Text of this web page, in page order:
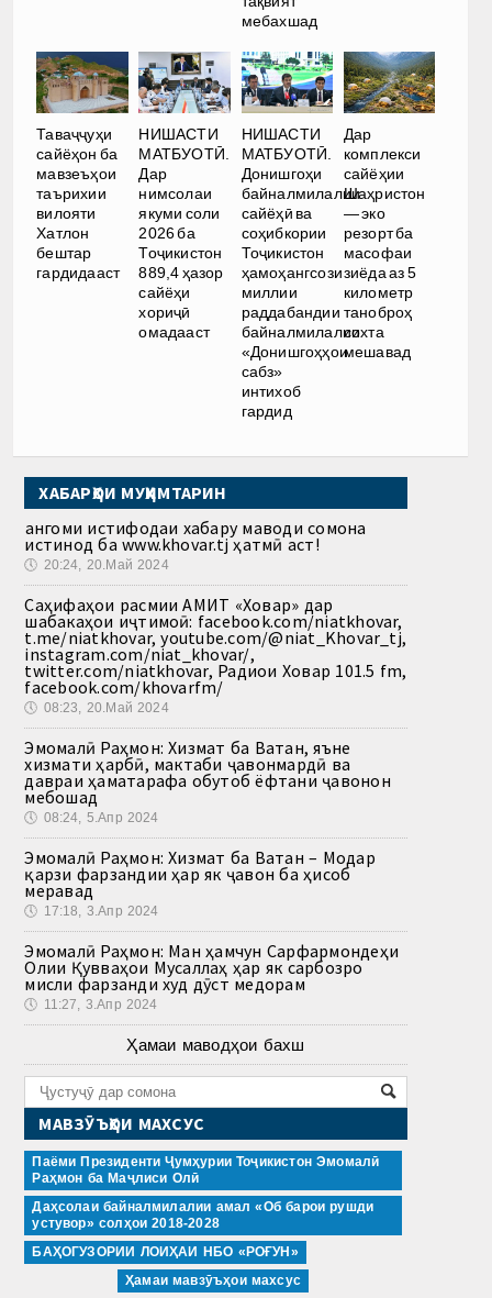
мебахшад
Таваҷҷуҳи
сайёҳон ба
мавзеъҳои
таърихии
вилояти
Хатлон
бештар
гардидааст
НИШАСТИ
МАТБУОТӢ.
Дар
нимсолаи
якуми соли
2026 ба
Тоҷикистон
889,4 ҳазор
сайёҳи
хориҷӣ
омадааст
НИШАСТИ
МАТБУОТӢ.
Донишгоҳи
байналмилалии
сайёҳӣ ва
соҳибкории
Тоҷикистон
ҳамоҳангсози
миллии
раддабандии
байналмилалии
«Донишгоҳҳои
сабз»
интихоб
гардид
Дар
комплекси
сайёҳии
Шаҳристон
— эко
резорт ба
масофаи
зиёда аз 5
километр
таноброҳ
сохта
мешавад
ХАБАРҲОИ МУҲИМТАРИН
Ҳангоми истифодаи хабару маводи сомона
истинод ба www.khovar.tj ҳатмӣ аст!
🕔 20:24, 20.Май 2024
Саҳифаҳои расмии АМИТ «Ховар» дар
шабакаҳои иҷтимоӣ: facebook.com/niatkhovar,
t.me/niatkhovar, youtube.com/@niat_Khovar_tj,
instagram.com/niat_khovar/,
twitter.com/niatkhovar, Радиои Ховар 101.5 fm,
facebook.com/khovarfm/
🕔 08:23, 20.Май 2024
Эмомалӣ Раҳмон: Хизмат ба Ватан, яъне
хизмати ҳарбӣ, мактаби ҷавонмардӣ ва
давраи ҳаматарафа обутоб ёфтани ҷавонон
мебошад
🕔 08:24, 5.Апр 2024
Эмомалӣ Раҳмон: Хизмат ба Ватан – Модар
қарзи фарзандии ҳар як ҷавон ба ҳисоб
меравад
🕔 17:18, 3.Апр 2024
Эмомалӣ Раҳмон: Ман ҳамчун Сарфармондеҳи
Олии Қувваҳои Мусаллаҳ ҳар як сарбозро
мисли фарзанди худ дӯст медорам
🕔 11:27, 3.Апр 2024
Ҳамаи маводҳои бахш
МАВЗӮЪҲОИ МАХСУС
Паёми Президенти Ҷумҳурии Тоҷикистон Эмомалӣ
Раҳмон ба Маҷлиси Олӣ
Даҳсолаи байналмилалии амал «Об барои рушди
устувор» солҳои 2018-2028
БАҲОГУЗОРИИ ЛОИҲАИ НБО «РОҒУН»
Ҳамаи мавзӯъҳои махсус